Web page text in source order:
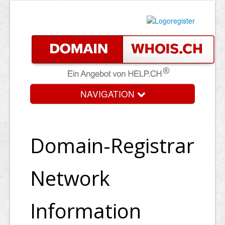
NAVIGATION
Domain-Registrar
Network
Information